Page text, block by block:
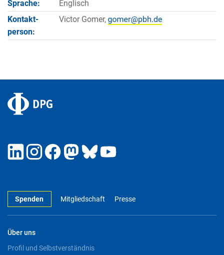
Sprache:
Englisch
Kontakt­
person:
Victor Gomer,
Spenden Mitgliedschaft Presse
Über uns
Profil und Selbstverständnis